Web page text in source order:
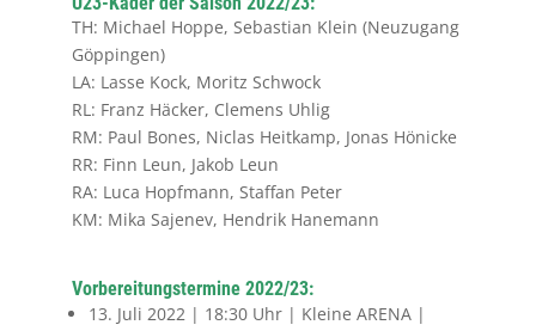
TH: Michael Hoppe, Sebastian Klein (Neuzugang
Göppingen)
LA: Lasse Kock, Moritz Schwock
RL: Franz Häcker, Clemens Uhlig
RM: Paul Bones, Niclas Heitkamp, Jonas Hönicke
RR: Finn Leun, Jakob Leun
RA: Luca Hopfmann, Staffan Peter
KM: Mika Sajenev, Hendrik Hanemann
Vorbereitungstermine 2022/23:
13. Juli 2022 | 18:30 Uhr | Kleine ARENA |